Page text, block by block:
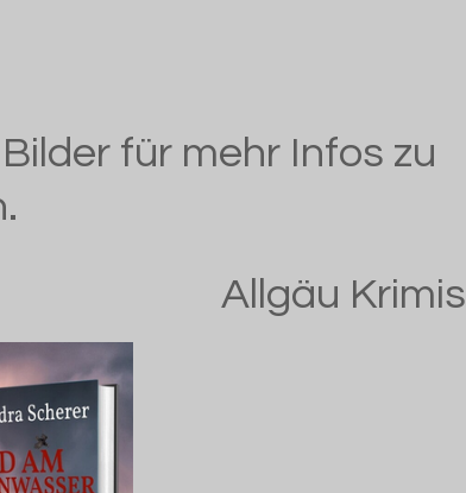
für mehr Infos zu
Allgäu Krimis